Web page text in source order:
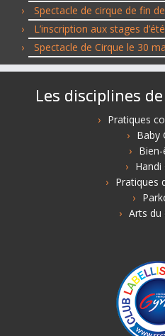
Spectacle de cirque de fin
L’inscription aux stages
Spectacle de Cirque le 30
Les disciplines
Pratiques
Baby
Handi
Pratiques
Arts du